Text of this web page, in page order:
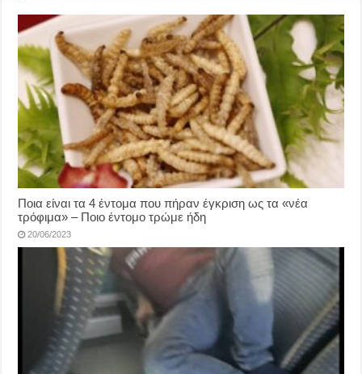
Ποια είναι τα 4 έντομα που πήραν έγκριση ως τα «νέα
τρόφιμα» – Ποιο έντομο τρώμε ήδη
20/06/2023